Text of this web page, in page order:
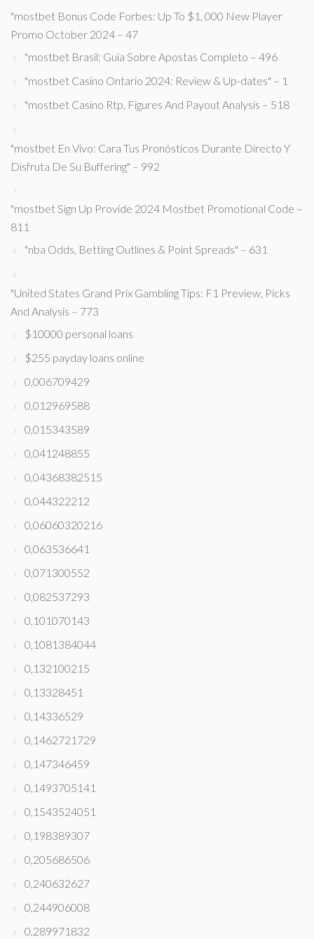
"mostbet Bonus Code Forbes: Up To $1, 000 New Player
Promo October 2024 – 47
"mostbet Brasil: Guia Sobre Apostas Completo – 496
"mostbet Casino Ontario 2024: Review & Up-dates" – 1
"mostbet Casino Rtp, Figures And Payout Analysis – 518
"mostbet En Vivo: Cara Tus Pronósticos Durante Directo Y
Disfruta De Su Buffering" – 992
"mostbet Sign Up Provide 2024 Mostbet Promotional Code –
811
"nba Odds, Betting Outlines & Point Spreads" – 631
"United States Grand Prix Gambling Tips: F1 Preview, Picks
And Analysis – 773
$10000 personal loans
$255 payday loans online
0,006709429
0,012969588
0,015343589
0,041248855
0,04368382515
0,044322212
0,06060320216
0,063536641
0,071300552
0,082537293
0,101070143
0,1081384044
0,132100215
0,13328451
0,14336529
0,1462721729
0,147346459
0,1493705141
0,1543524051
0,198389307
0,205686506
0,240632627
0,244906008
0,289971832